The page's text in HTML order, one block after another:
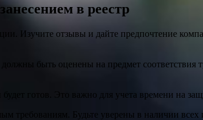
в реестр
Изучите отзывы и дайте предпочтение
быть оценены на предмет
готов. Это важно для учета времени на
требованиям. Будьте уверены в наличии